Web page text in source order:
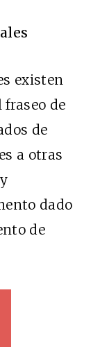
existen
fraseo de
de
a otras
dado
de